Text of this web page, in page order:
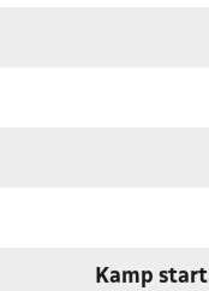
Kamp start